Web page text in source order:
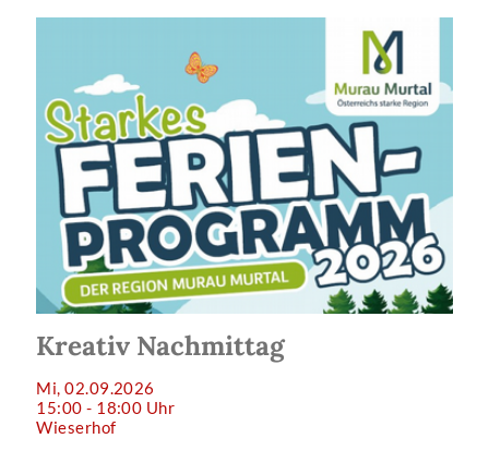
Kreativ Nachmittag
Mi, 02.09.2026
15:00 - 18:00 Uhr
Wieserhof